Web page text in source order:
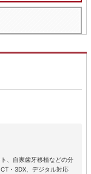
、自家歯牙移植などの分
・3DX、デジタル対応